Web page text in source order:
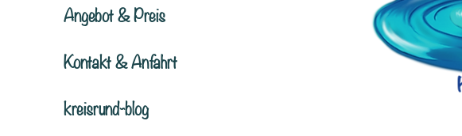
Angebot & Preis
Kontakt & Anfahrt
kreisrund-blog